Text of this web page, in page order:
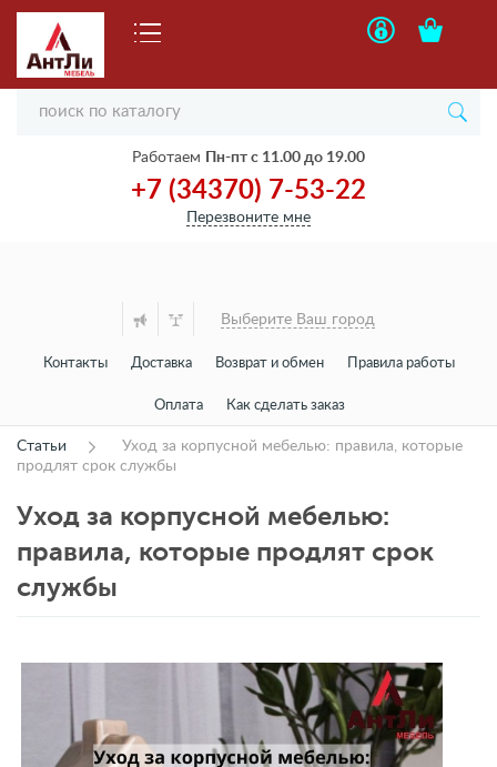
Работаем Пн-пт с 11.00 до 19.00
+7 (34370) 7-53-22
Перезвоните мне
Выберите Ваш город
Контакты Доставка Возврат и обмен Правила работы
Оплата Как сделать заказ
Статьи
Уход за корпусной мебелью: правила, которые
продлят срок службы
Уход за корпусной мебелью:
правила, которые продлят срок
службы